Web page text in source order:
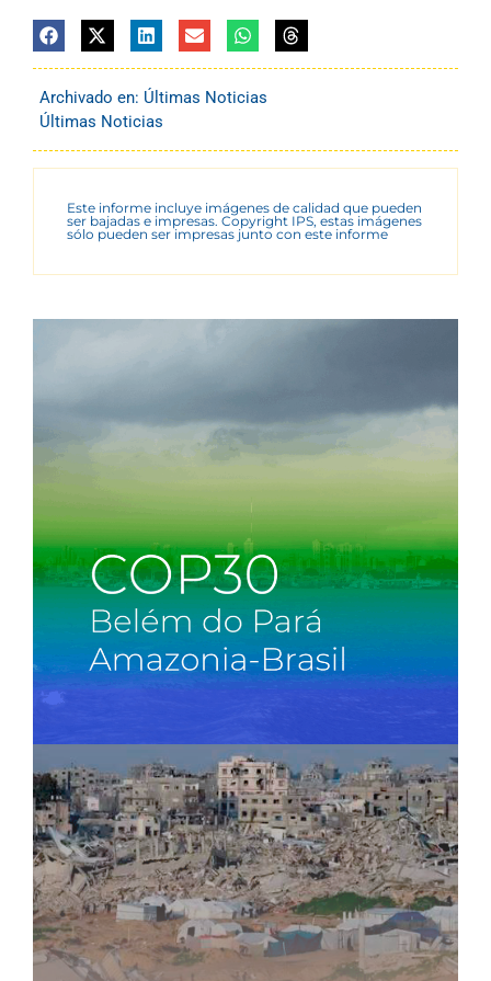
Archivado en: Últimas Noticias
Últimas Noticias
Este informe incluye imágenes de calidad que pueden
ser bajadas e impresas. Copyright IPS, estas imágenes
sólo pueden ser impresas junto con este informe